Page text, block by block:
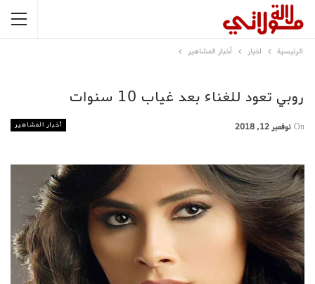
الرئيسية اخبار أخبار المشاهير
روبي تعود للغناء بعد غياب 10 سنوات
أخبار المشاهير On نوفمبر 12, 2018